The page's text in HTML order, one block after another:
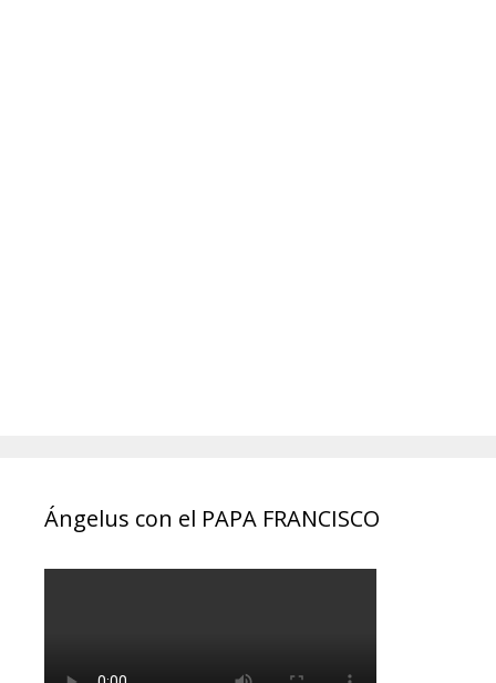
Ángelus con el PAPA FRANCISCO